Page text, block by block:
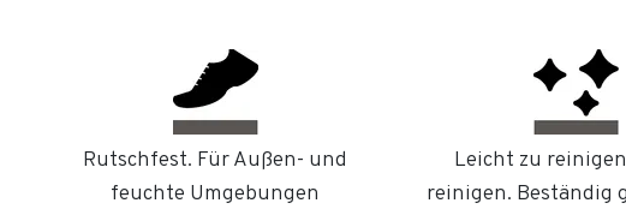
Rutschfest. Für Außen- und
feuchte Umgebungen
Leicht zu
reinigen. Beständig